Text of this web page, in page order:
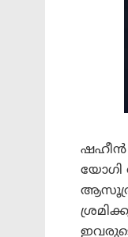
ഷഹീൻ
യോഗി